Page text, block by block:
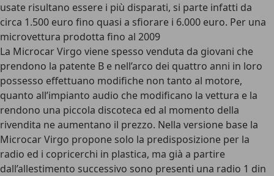
usate risultano essere i più disparati, si parte infatti da
circa 1.500 euro fino quasi a sfiorare i 6.000 euro. Per una
microvettura prodotta fino al 2009
La Microcar Virgo viene spesso venduta da giovani che
prendono la patente B e nell’arco dei quattro anni in loro
possesso effettuano modifiche non tanto al motore,
quanto all’impianto audio che modificano la vettura e la
rendono una piccola discoteca ed al momento della
rivendita ne aumentano il prezzo. Nella versione base la
Microcar Virgo propone solo la predisposizione per la
radio ed i copricerchi in plastica, ma già a partire
dall’allestimento successivo sono presenti una radio 1 din